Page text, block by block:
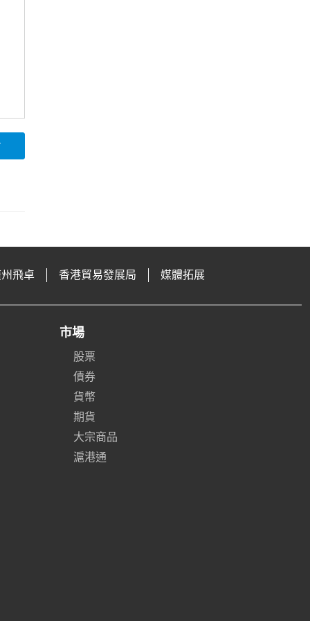
飛卓 香港貿易發展局 媒體拓展
市場
股票
債券
貨幣
期貨
大宗商品
滬港通